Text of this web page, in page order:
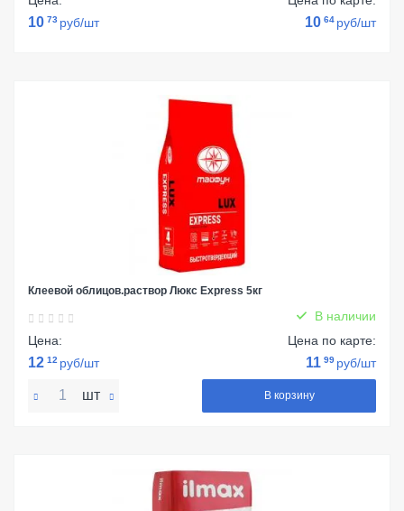
10 73 руб/шт 10 64 руб/шт
Клеевой облицов.раствор Люкс Express 5кг
В наличии
Цена:
12 12 руб/шт
Цена по карте:
11 99 руб/шт
шт В корзину